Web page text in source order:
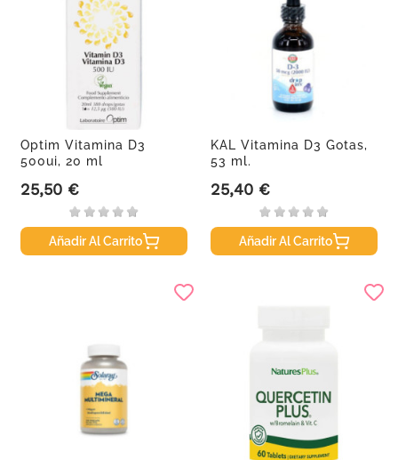
Optim Vitamina D3
500ui, 20 ml
Precio
25,50 €
Añadir Al Carrito
KAL Vitamina D3 Gotas,
53 ml.
Precio
25,40 €
Añadir Al Carrito